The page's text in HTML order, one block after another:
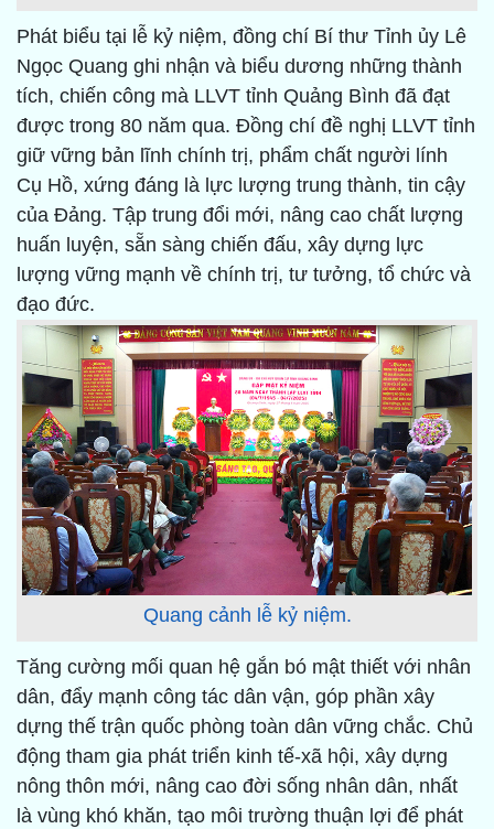
Phát biểu tại lễ kỷ niệm, đồng chí Bí thư Tỉnh ủy Lê
Ngọc Quang ghi nhận và biểu dương những thành
tích, chiến công mà LLVT tỉnh Quảng Bình đã đạt
được trong 80 năm qua. Đồng chí đề nghị LLVT tỉnh
giữ vững bản lĩnh chính trị, phẩm chất người lính
Cụ Hồ, xứng đáng là lực lượng trung thành, tin cậy
của Đảng. Tập trung đổi mới, nâng cao chất lượng
huấn luyện, sẵn sàng chiến đấu, xây dựng lực
lượng vững mạnh về chính trị, tư tưởng, tổ chức và
đạo đức.
Quang cảnh lễ kỷ niệm.
Tăng cường mối quan hệ gắn bó mật thiết với nhân
dân, đẩy mạnh công tác dân vận, góp phần xây
dựng thế trận quốc phòng toàn dân vững chắc. Chủ
động tham gia phát triển kinh tế-xã hội, xây dựng
nông thôn mới, nâng cao đời sống nhân dân, nhất
là vùng khó khăn, tạo môi trường thuận lợi để phát